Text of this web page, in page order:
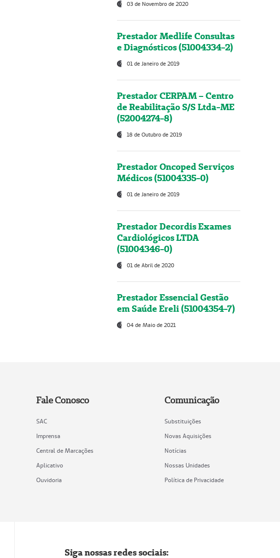
03 de Novembro de 2020
Prestador Medlife Consultas
e Diagnósticos (51004334-2)
01 de Janeiro de 2019
Prestador CERPAM – Centro
de Reabilitação S/S Ltda-ME
(52004274-8)
18 de Outubro de 2019
Prestador Oncoped Serviços
Médicos (51004335-0)
01 de Janeiro de 2019
Prestador Decordis Exames
Cardiológicos LTDA
(51004346-0)
01 de Abril de 2020
Prestador Essencial Gestão
em Saúde Ereli (51004354-7)
04 de Maio de 2021
Fale Conosco
SAC
Imprensa
Central de Marcações
Aplicativo
Ouvidoria
Comunicação
Substituições
Novas Aquisições
Notícias
Nossas Unidades
Política de Privacidade
Siga nossas redes sociais: